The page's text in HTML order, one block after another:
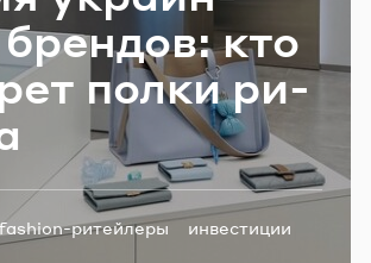
кто
полки ри­
ритейлеры инвестиции
Забыли пароль?
ВОЙТИ